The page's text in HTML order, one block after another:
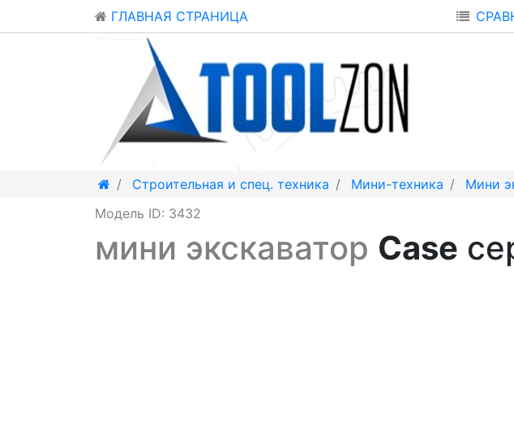
ГЛАВНАЯ СТРАНИЦА
Строительная и спец. техника Мини-техника Мини
Модель ID: 3432
мини экскаватор Case